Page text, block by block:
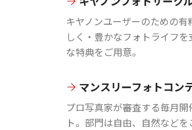
キヤノンユーザーのための
しく・豊かなフォトライフ
な特典をご用意。
マンスリーフォトコン
プロ写真家が審査する毎月
ト。部門は自由、自然などを